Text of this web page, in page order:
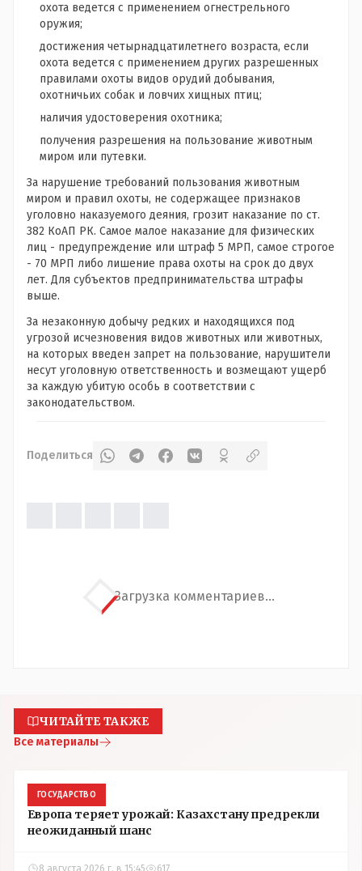
охота ведется с применением огнестрельного
оружия;
достижения четырнадцатилетнего возраста, если
охота ведется с применением других разрешенных
правилами охоты видов орудий добывания,
охотничьих собак и ловчих хищных птиц;
наличия удостоверения охотника;
получения разрешения на пользование животным
миром или путевки.
За нарушение требований пользования животным
миром и правил охоты, не содержащее признаков
уголовно наказуемого деяния, грозит наказание по ст.
382 КоАП РК. Самое малое наказание для физических
лиц - предупреждение или штраф 5 МРП, самое строгое
- 70 МРП либо лишение права охоты на срок до двух
лет. Для субъектов предпринимательства штрафы
выше.
За незаконную добычу редких и находящихся под
угрозой исчезновения видов животных или животных,
на которых введен запрет на пользование, нарушители
несут уголовную ответственность и возмещают ущерб
за каждую убитую особь в соответствии с
законодательством.
Поделиться
Загрузка комментариев...
ЧИТАЙТЕ ТАКЖЕ
Все материалы
ГОСУДАРСТВО
Европа теряет урожай: Казахстану предрекли
неожиданный шанс
8 августа 2026 г. в 15:45 617